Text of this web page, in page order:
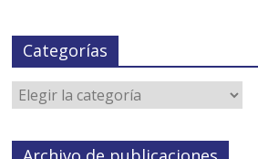
Categorías